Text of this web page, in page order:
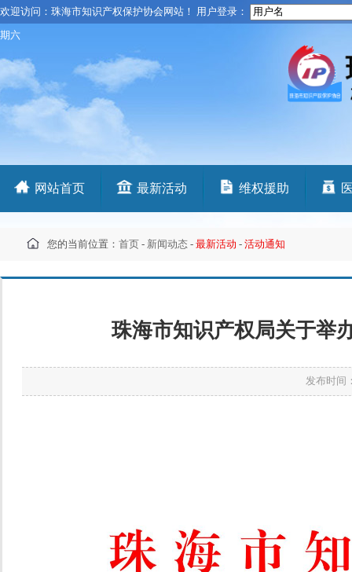
欢迎访问：珠海市知识产权保护协会网站！ 用户登录：
期六
网站首页 最新活动 维权援助
您的当前位置： 首页 - 新闻动态 - 最新活动 - 活动通知
珠海市知识产权局关于举
发布时间